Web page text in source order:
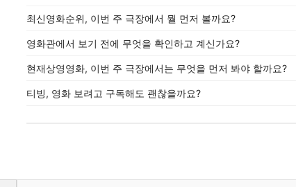
최신영화순위, 이번 주 극장에서 뭘 먼저 볼까요?
영화관에서 보기 전에 무엇을 확인하고 계신가요?
현재상영영화, 이번 주 극장에서는 무엇을 먼저 봐야 할까요?
티빙, 영화 보려고 구독해도 괜찮을까요?